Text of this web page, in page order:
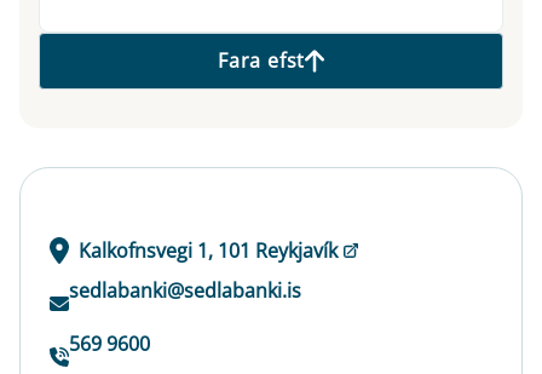
Fara efst
Kalkofnsvegi 1, 101 Reykjavík
sedlabanki@sedlabanki.is
569 9600